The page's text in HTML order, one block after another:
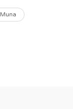
Muna